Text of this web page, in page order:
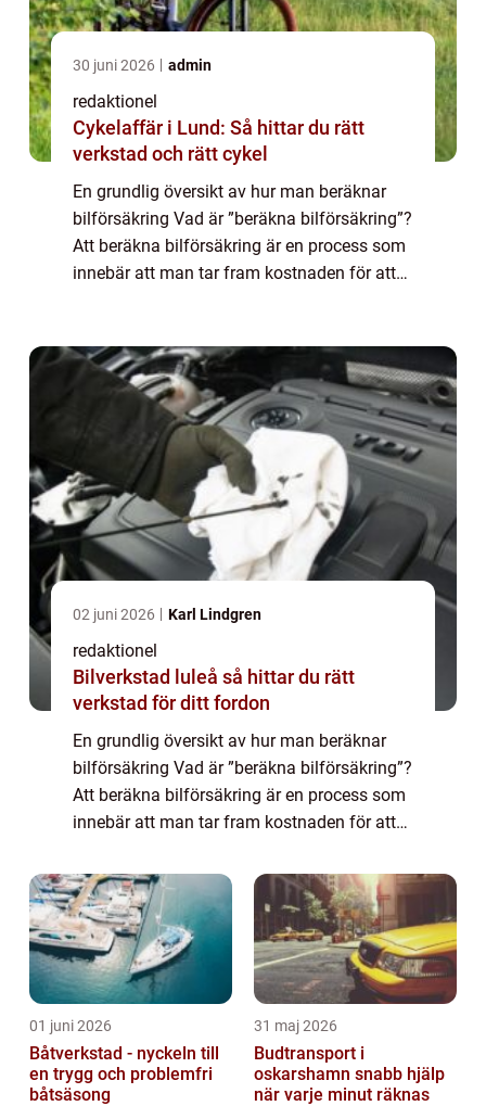
30 juni 2026 admin
redaktionel
Cykelaffär i Lund: Så hittar du rätt
verkstad och rätt cykel
En grundlig översikt av hur man beräknar
bilförsäkring Vad är ”beräkna bilförsäkring”?
Att beräkna bilförsäkring är en process som
innebär att man tar fram kostnaden för att
02 juni 2026 Karl Lindgren
redaktionel
Bilverkstad luleå så hittar du rätt
verkstad för ditt fordon
En grundlig översikt av hur man beräknar
bilförsäkring Vad är ”beräkna bilförsäkring”?
Att beräkna bilförsäkring är en process som
innebär att man tar fram kostnaden för att
hur försäkringspris...
01 juni 2026
Båtverkstad - nyckeln till
en trygg och problemfri
båtsäsong
31 maj 2026
Budtransport i
oskarshamn snabb hjälp
när varje minut räknas